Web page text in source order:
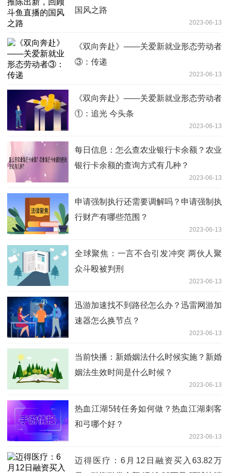
国风之路
2023-06-13
《双向奔赴》——关爱新就业形态劳动者
③：传递
2023-06-13
《双向奔赴》——关爱新就业形态劳动者
①：追光 今头条
2023-06-13
每日信息：怎么查农业银行卡余额？农业
银行卡余额的查询方式有几种？
2023-06-13
申请强制执行还需要调解吗？申请强制执
行财产有哪些范围？
2023-06-13
全球聚焦：一言不合引发冲突 两伙人聚
众斗殴被判刑
2023-06-13
迅游加速找不到路径怎么办？迅雷网游加
速器怎么换节点？
2023-06-13
当前快播：新婚姻法什么时候实施？新婚
姻法生效时间是什么时候？
2023-06-13
热血江湖5转任务如何做？热血江湖刺客
和弓哪个好？
2023-06-13
迈得医疗：6月12日融资买入63.82万